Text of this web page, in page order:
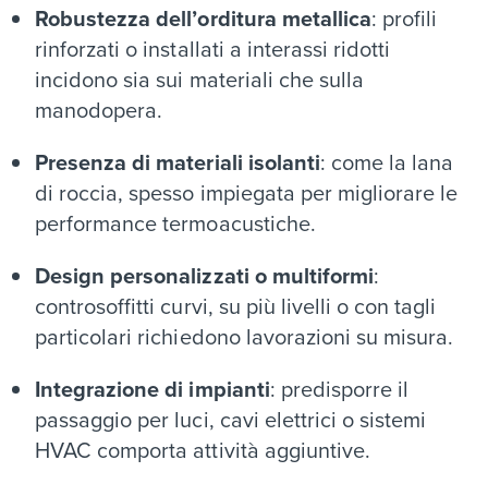
Robustezza dell’orditura metallica: profili
rinforzati o installati a interassi ridotti
incidono sia sui materiali che sulla
manodopera.
Presenza di materiali isolanti: come la lana
di roccia, spesso impiegata per migliorare le
performance termoacustiche.
Design personalizzati o multiformi:
controsoffitti curvi, su più livelli o con tagli
particolari richiedono lavorazioni su misura.
Integrazione di impianti: predisporre il
passaggio per luci, cavi elettrici o sistemi
HVAC comporta attività aggiuntive.